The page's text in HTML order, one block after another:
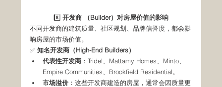
8️⃣ 开发商
（Builder）对房屋价值的影响
不同开发商的建筑质量、社区规划、品牌信誉度，都会影
响房屋的市场价值。
✅ 知名开发商（High-End Builders）
代表性开发商 ：Tridel、Mattamy Homes、Minto、
Empire Communities、Brookfield Residential。
市场溢价 ：这些开发商建造的房屋，通常会因质量更